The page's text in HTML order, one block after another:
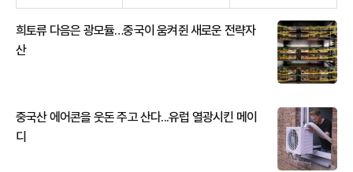
희토류 다음은 광모듈…중국이 움켜쥔 새로운 전략자
산
중국산 에어콘을 웃돈 주고 산다...유럽 열광시킨 메이
디